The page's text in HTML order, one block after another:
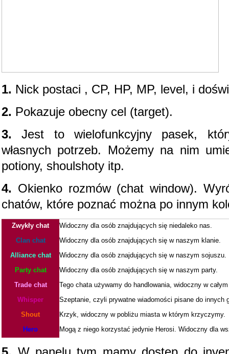
1. Nick postaci , CP, HP, MP, level, i
2. Pokazuje obecny cel (target).
3. Jest to wielofunkcyjny pasek,
własnych potrzeb. Możemy na nim
potiony, shoulshoty itp.
4. Okienko rozmów (chat window).
chatów, które poznać można po innym
Zwykły chat
Widoczny dla osób znajdujących się niedaleko nas.
Clan chat
Widoczny dla osób znajdujących się w naszym klanie.
Alliance chat
Widoczny dla osób znajdujących się w naszym sojuszu.
Party chat
Widoczny dla osób znajdujących się w naszym party.
Trade chat
Tego chata używamy do handlowania, widoczny w
Whisper
Szeptanie, czyli prywatne wiadomości pisane do innych
Shout
Krzyk, widoczny w pobliżu miasta w którym krzyczymy.
Hero
Mogą z niego korzystać jedynie Herosi. Widoczny dla